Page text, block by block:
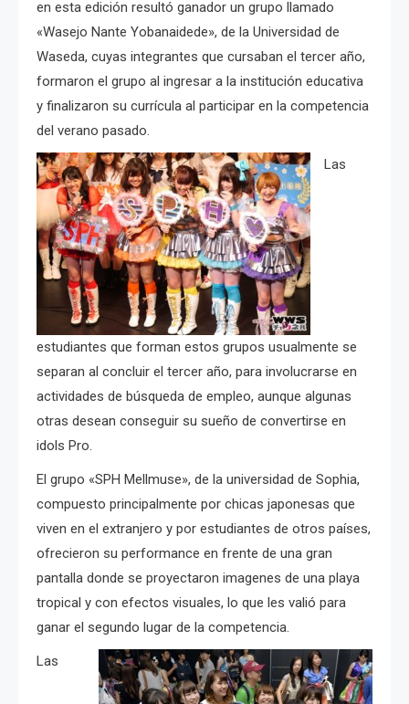
en esta edición resultó ganador un grupo llamado
«Wasejo Nante Yobanaidede», de la Universidad de
Waseda, cuyas integrantes que cursaban el tercer año,
formaron el grupo al ingresar a la institución educativa
y finalizaron su currícula al participar en la competencia
del verano pasado.
Las
estudiantes que forman estos grupos usualmente se
separan al concluir el tercer año, para involucrarse en
actividades de búsqueda de empleo, aunque algunas
otras desean conseguir su sueño de convertirse en
idols Pro.
El grupo «SPH Mellmuse», de la universidad de Sophia,
compuesto principalmente por chicas japonesas que
viven en el extranjero y por estudiantes de otros países,
ofrecieron su performance en frente de una gran
pantalla donde se proyectaron imagenes de una playa
tropical y con efectos visuales, lo que les valió para
ganar el segundo lugar de la competencia.
Las